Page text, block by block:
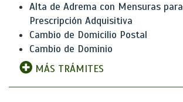
Alta de Adrema con Mensuras para
Prescripción Adquisitiva
Cambio de Domicilio Postal
Cambio de Dominio
MÁS TRÁMITES